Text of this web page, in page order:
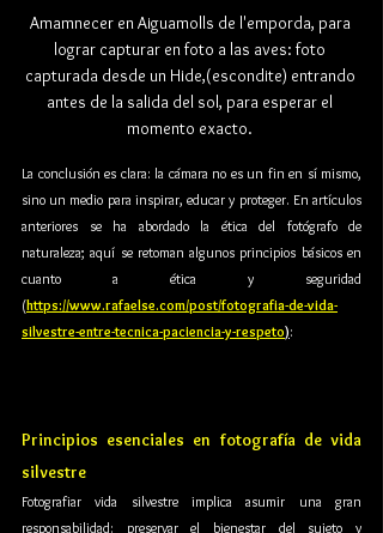
Amamnecer en Aiguamolls de l'emporda, para
lograr capturar en foto a las aves: foto
capturada desde un Hide,(escondite) entrando
antes de la salida del sol, para esperar el
momento exacto.
La conclusión es clara: la cámara no es un fin en sí mismo,
sino un medio para inspirar, educar y proteger. En artículos
anteriores se ha abordado la ética del fotógrafo de
naturaleza; aquí se retoman algunos principios básicos en
cuanto a ética y seguridad
(https://www.rafaelse.com/post/fotografia-de-vida-
silvestre-entre-tecnica-paciencia-y-respeto):
Principios esenciales en fotografía de vida
silvestre
Fotografiar vida silvestre implica asumir una gran
responsabilidad: preservar el bienestar del sujeto y